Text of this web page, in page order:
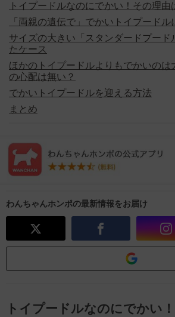
トイプードルなのにでかい！その理由
「両親の遺伝で」でかいトイプードル
サイズの大きい「スタンダードプード
たケース
ほかのトイプードルよりもでかいのは
の心配は無い？
でかいトイプードルを迎える方法
まとめ
わんちゃんホンポの最新情報をお届け
トイプードルなのにでかい